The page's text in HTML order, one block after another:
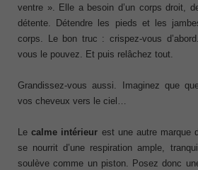
ventre ». Elle a besoin d’un corps droit,
détente. Détendre les pieds et les
corps. Le bon truc : crispez-vous
vous le pouvez. Et puis relâchez tout.
Grandissez-vous aussi. Imaginez que
vos cheveux vers le ciel…
Lecalme intérieur est une autre marque
se nourrit d’une respiration ample,
soulève comme un piston. Posez donc